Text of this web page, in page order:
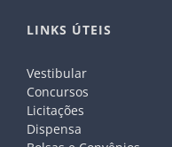
LINKS ÚTEIS
Vestibular
Concursos
Licitações
Dispensa